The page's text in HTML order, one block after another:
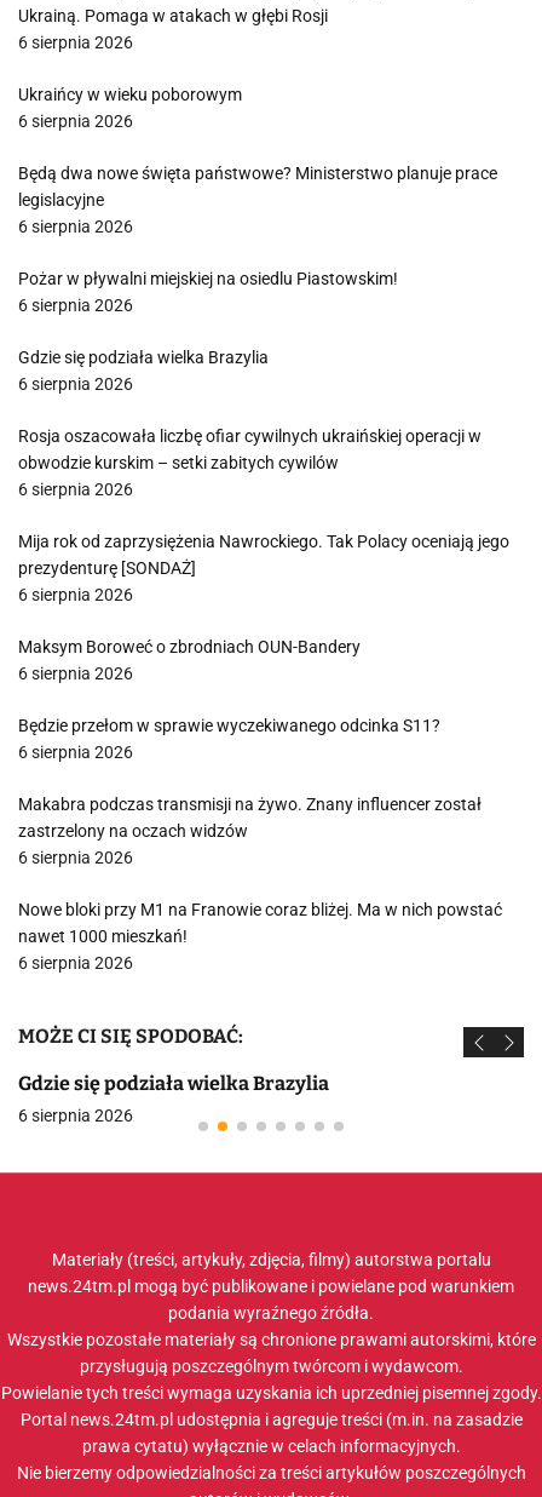
Ukrainą. Pomaga w atakach w głębi Rosji
6 sierpnia 2026
Ukraińcy w wieku poborowym
6 sierpnia 2026
Będą dwa nowe święta państwowe? Ministerstwo planuje prace
legislacyjne
6 sierpnia 2026
Pożar w pływalni miejskiej na osiedlu Piastowskim!
6 sierpnia 2026
Gdzie się podziała wielka Brazylia
6 sierpnia 2026
Rosja oszacowała liczbę ofiar cywilnych ukraińskiej operacji w
obwodzie kurskim – setki zabitych cywilów
6 sierpnia 2026
Mija rok od zaprzysiężenia Nawrockiego. Tak Polacy oceniają jego
prezydenturę [SONDAŻ]
6 sierpnia 2026
Maksym Boroweć o zbrodniach OUN-Bandery
6 sierpnia 2026
Będzie przełom w sprawie wyczekiwanego odcinka S11?
6 sierpnia 2026
Makabra podczas transmisji na żywo. Znany influencer został
zastrzelony na oczach widzów
6 sierpnia 2026
Nowe bloki przy M1 na Franowie coraz bliżej. Ma w nich powstać
nawet 1000 mieszkań!
6 sierpnia 2026
MOŻE CI SIĘ SPODOBAĆ:
Gdzie się podziała wielka Brazylia
6 sierpnia 2026
Materiały (treści, artykuły, zdjęcia, filmy) autorstwa portalu
news.24tm.pl mogą być publikowane i powielane pod warunkiem
podania wyraźnego źródła.
Wszystkie pozostałe materiały są chronione prawami autorskimi, które
przysługują poszczególnym twórcom i wydawcom.
Powielanie tych treści wymaga uzyskania ich uprzedniej pisemnej zgody.
Portal news.24tm.pl udostępnia i agreguje treści (m.in. na zasadzie
prawa cytatu) wyłącznie w celach informacyjnych.
Nie bierzemy odpowiedzialności za treści artykułów poszczególnych